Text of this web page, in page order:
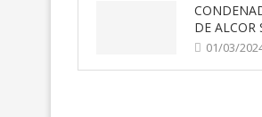
DE ALCOR
01/03/